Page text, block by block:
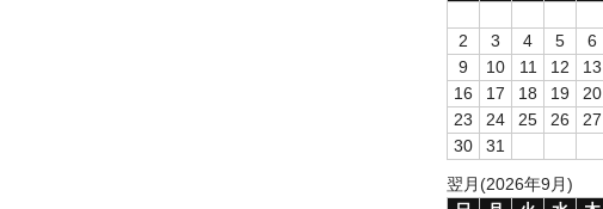
2
3 4 5 6
9
10 11 12 13
16
17 18 19 20
23
24 25 26 27
30
31
翌月(2026年9月)